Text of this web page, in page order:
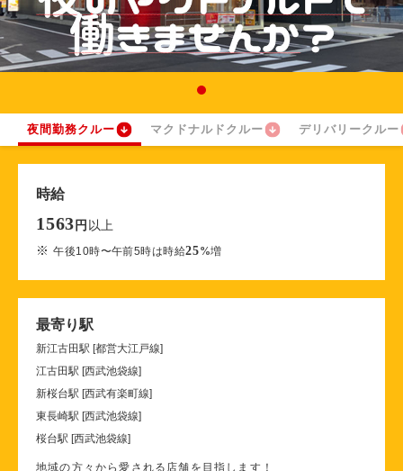
夜間勤務クルー マクドナルドクルー デリバリークルー
時給
1563 円 以上
※午後10時〜午前5時は時給25%増
最寄り駅
新江古田駅 [都営大江戸線]
江古田駅 [西武池袋線]
新桜台駅 [西武有楽町線]
東長崎駅 [西武池袋線]
桜台駅 [西武池袋線]
地域の方々から愛される店舗を目指します！